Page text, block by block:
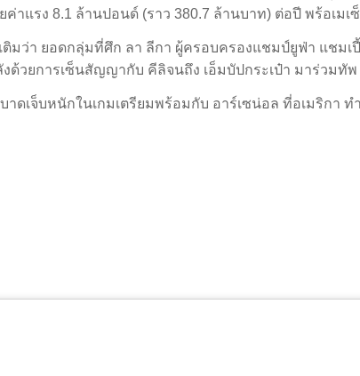
าแรง 8.1 ล้านปอนด์ (ราว 380.7 ล้านบาท) ต่อปี พร้อเม
ติมว่า ยอดกลุ่มที่ศึก ลา ลีกา ผู้ครอบครองแชมป์ยูฟ่า แช
ด้วยการเซ็นสัญญากับ คีลิจนถึง เอ็มบัปกระเป๋า มาร่วมทัพ
ดเจ็บหนักในเกมเตรียมพร้อมกับ อาร์เซน่อล ที่อเมริกา